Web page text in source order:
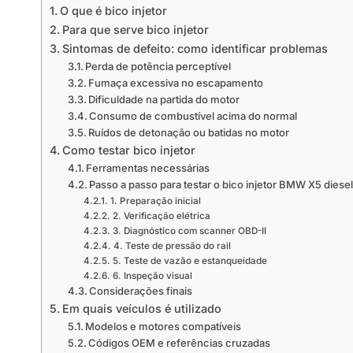
O que é bico injetor
Para que serve bico injetor
Sintomas de defeito: como identificar problemas
Perda de potência perceptível
Fumaça excessiva no escapamento
Dificuldade na partida do motor
Consumo de combustível acima do normal
Ruídos de detonação ou batidas no motor
Como testar bico injetor
Ferramentas necessárias
Passo a passo para testar o bico injetor BMW X5 diesel
1. Preparação inicial
2. Verificação elétrica
3. Diagnóstico com scanner OBD-II
4. Teste de pressão do rail
5. Teste de vazão e estanqueidade
6. Inspeção visual
Considerações finais
Em quais veículos é utilizado
Modelos e motores compatíveis
Códigos OEM e referências cruzadas